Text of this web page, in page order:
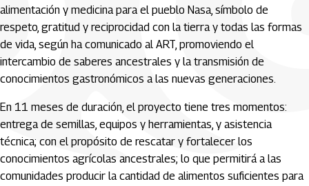
alimentación y medicina para el pueblo Nasa, símbolo de
respeto, gratitud y reciprocidad con la tierra y todas las formas
de vida, según ha comunicado al ART, promoviendo el
intercambio de saberes ancestrales y la transmisión de
conocimientos gastronómicos a las nuevas generaciones.
En 11 meses de duración, el proyecto tiene tres momentos:
entrega de semillas, equipos y herramientas, y asistencia
técnica; con el propósito de rescatar y fortalecer los
conocimientos agrícolas ancestrales; lo que permitirá a las
comunidades producir la cantidad de alimentos suficientes para